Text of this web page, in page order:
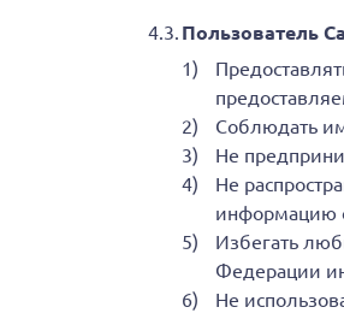
Пользователь
Соблюдать
Не
Не
информацию
Избегать
Федерации
Не